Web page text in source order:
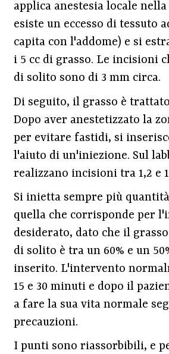
applica anestesia locale nella
esiste un eccesso di tessuto
capita con l'addome) e si
i 5 cc di grasso. Le incisioni
di solito sono di 3 mm circa.
Di seguito, il grasso è
Dopo aver anestetizzato la
per evitare fastidi, si
l'aiuto di un'iniezione. Sul
realizzano incisioni tra 1,2 e
Si inietta sempre più
quella che corrisponde per
desiderato, dato che il
di solito è tra un 60% e un
inserito. L'intervento
15 e 30 minuti e dopo il
a fare la sua vita normale
precauzioni.
I punti sono riassorbibili, e